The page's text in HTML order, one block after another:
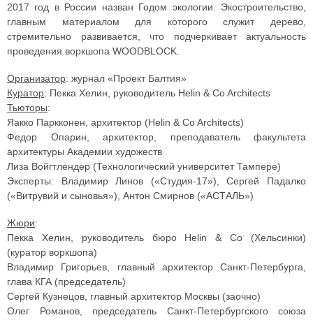
2017 год в России назван Годом экологии. Экостроительство,
главным материалом для которого служит дерево,
стремительно развивается, что подчеркивает актуальность
проведения воркшопа WOODBLOCK.
Организатор: журнал «Проект Балтия»
Куратор: Пекка Хелин, руководитель Helin & Co Architects
Тьюторы:
Яакко Паркконен, архитектор (Helin & Co Architects)
Федор Опарин, архитектор, преподаватель факультета
архитектуры Академии художеств
Лиза Войгтлендер (Технологический университет Тампере)
Эксперты: Владимир Линов («Студия-17»), Сергей Падалко
(«Витрувий и сыновья»), Антон Смирнов («АСТАЛЬ»)
Жюри:
Пекка Хелин, руководитель бюро Helin & Co (Хельсинки)
(куратор воркшопа)
Владимир Григорьев, главный архитектор Санкт-Петербурга,
глава КГА (председатель)
Сергей Кузнецов, главный архитектор Москвы (заочно)
Олег Романов, председатель Санкт-Петербургского союза